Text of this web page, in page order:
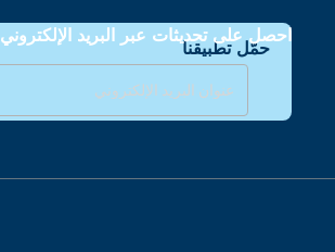
حمّل تطبيقنا
احصل على تحديثات عبر البريد الإلكتروني